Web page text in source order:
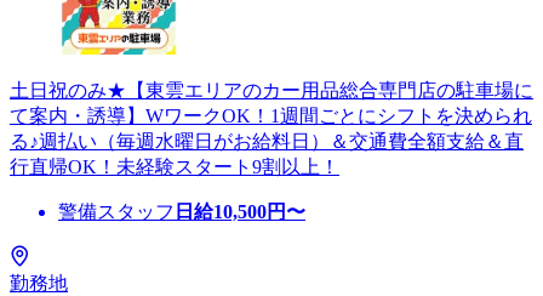
土日祝のみ★【東雲エリアのカー用品総合専門店の駐車場に
て案内・誘導】WワークOK！1週間ごとにシフトを決められ
る♪週払い（毎週水曜日がお給料日）＆交通費全額支給＆直
行直帰OK！未経験スタート9割以上！
警備スタッフ 日給10,500円〜
勤務地